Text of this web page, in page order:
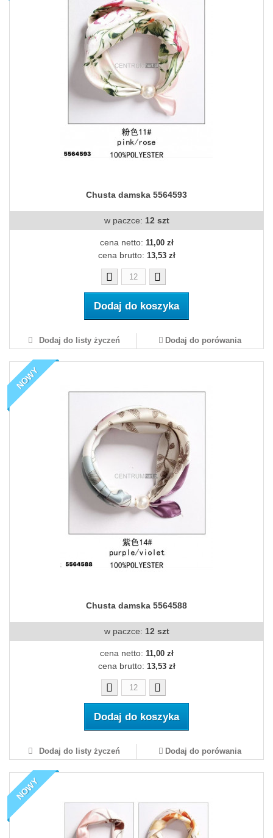
Chusta damska 5564593
w paczce: 12 szt
cena netto: 11,00 zł
cena brutto: 13,53 zł
Dodaj do koszyka
Dodaj do listy życzeń Dodaj do porówania
NOWY
Chusta damska 5564588
w paczce: 12 szt
cena netto: 11,00 zł
cena brutto: 13,53 zł
Dodaj do koszyka
Dodaj do listy życzeń Dodaj do porówania
NOWY